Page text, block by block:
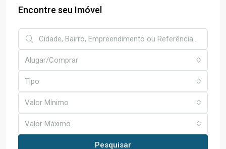
Encontre seu Imóvel
Alugar/Comprar
Tipo
Valor Mínimo
Valor Máximo
Pesquisar